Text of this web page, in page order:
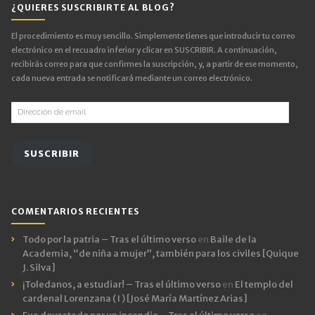
¿QUIERES SUSCRIBIRTE AL BLOG?
El procedimiento es muy sencillo. Simplemente tienes que introducir tu correo
electrónico en el recuadro inferior y clicar en SUSCRIBIR. A continuación,
recibirás correo para que confirmes la suscripción, y, a partir de ese momento,
cada nueva entrada se notificará mediante un correo electrónico.
Dirección
SUSCRIBIR
COMENTARIOS RECIENTES
Todo por la patria – Tras el último verso en Baile de la
Academia, “de niña a mujer”, también para los civiles [Quique
J. Silva]
¡Toledanos, a estudiar! – Tras el último verso en El templo del
cardenal Lorenzana ( I ) [José María Martínez Arias]
Fue devastado por un incendio – Tras el último verso en